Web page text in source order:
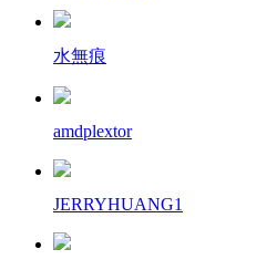
水無痕
amdplextor
JERRYHUANG1